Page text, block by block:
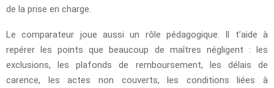
de la prise en charge.
Le comparateur joue aussi un rôle pédagogique. Il t’aide à
repérer les points que beaucoup de maîtres négligent : les
exclusions, les plafonds de remboursement, les délais de
carence, les actes non couverts, les conditions liées à